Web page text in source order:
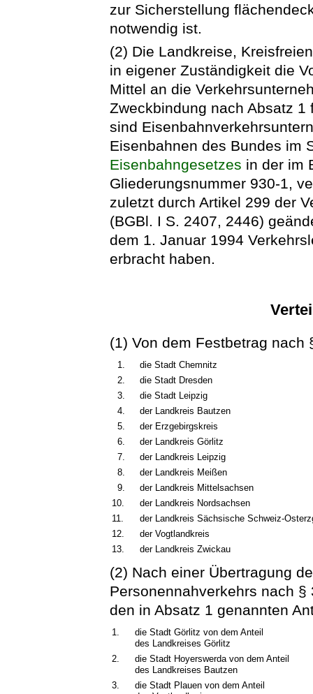
zur Sicherstellung
notwendig ist.
(2) Die Landkreise,
in eigener Zuständigkeit die
Mittel an die
Zweckbindung nach Absatz
sind
Eisenbahnen des Bundes im
Eisenbahngesetzes in der im
Gliederungsnummer 930-1,
zuletzt durch Artikel 299 der
(BGBl. I S. 2407, 2446)
dem 1. Januar 1994
erbracht haben.
(1) Von dem Festbetrag nach
1.
die Stadt Chemnitz
2.
die Stadt Dresden
3.
die Stadt Leipzig
4.
der Landkreis Bautzen
5.
der Erzgebirgskreis
6.
der Landkreis Görlitz
7.
der Landkreis Leipzig
8.
der Landkreis Meißen
9.
der Landkreis Mittelsachsen
10.
der Landkreis Nordsachsen
11.
der Landkreis Sächsische Schweiz-
12.
der Vogtlandkreis
13.
der Landkreis Zwickau
(2) Nach einer Übertragung
Personennahverkehrs nach
den in Absatz 1 genannten
1.
die Stadt Görlitz von dem Anteil
des Landkreises Görlitz
2.
die Stadt Hoyerswerda von dem Anteil
des Landkreises Bautzen
3.
die Stadt Plauen von dem Anteil